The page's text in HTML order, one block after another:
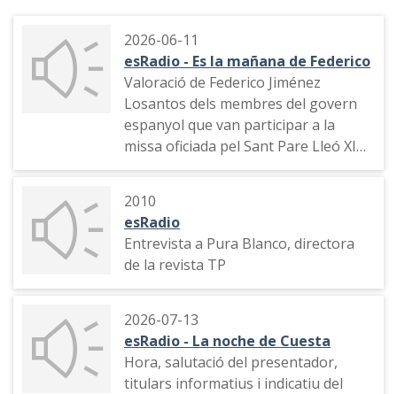
2026-06-11
esRadio - Es la mañana de Federico
Valoració de Federico Jiménez
Losantos dels membres del govern
espanyol que van participar a la
missa oficiada pel Sant Pare Lleó XIV
a la Sagrada Família i de l'església
2010
esRadio
Entrevista a Pura Blanco, directora
de la revista TP
2026-07-13
esRadio - La noche de Cuesta
Hora, salutació del presentador,
titulars informatius i indicatiu del